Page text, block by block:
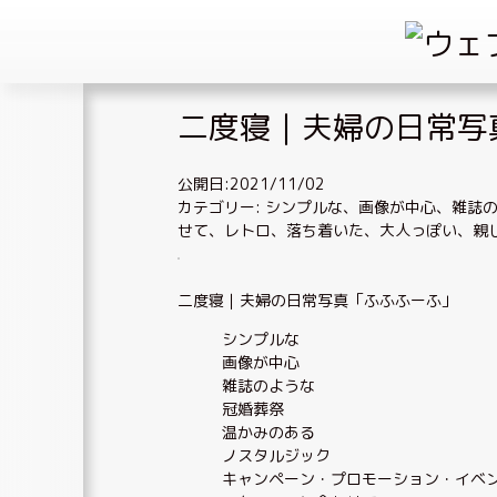
Skip
to
content
二度寝｜夫婦の日常
公開日:2021/11/02
カテゴリー: シンプルな、 画像が中心、 雑誌
せて、 レトロ、 落ち着いた、大人っぽい、 親
二度寝｜夫婦の日常写真「ふふふーふ」
シンプルな
画像が中心
雑誌のような
冠婚葬祭
温かみのある
ノスタルジック
キャンペーン・プロモーション・イベ